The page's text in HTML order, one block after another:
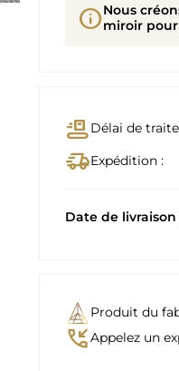
infoNous
miroir
conveyor_beltDélai de
delivery_truck_speedExpédition :
Date de
Produit du
phone_callbackAppelez un